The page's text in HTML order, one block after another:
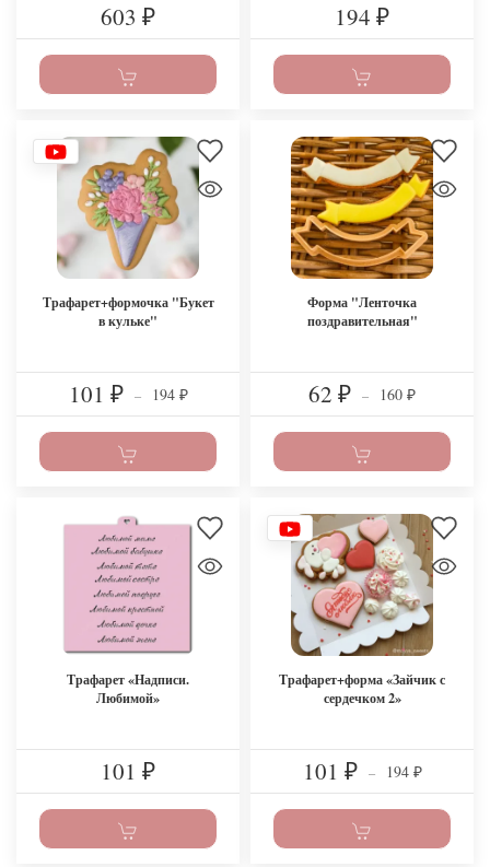
603 ₽ 194 ₽
Трафарет+формочка "Букет
в кульке"
101 ₽ – 194 ₽
Форма "Ленточка
поздравительная"
62 ₽ – 160 ₽
Трафарет «Надписи.
Любимой»
101 ₽
Трафарет+форма «Зайчик с
сердечком 2»
101 ₽ – 194 ₽